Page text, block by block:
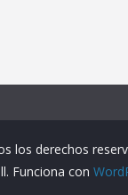
los derechos
Funciona con